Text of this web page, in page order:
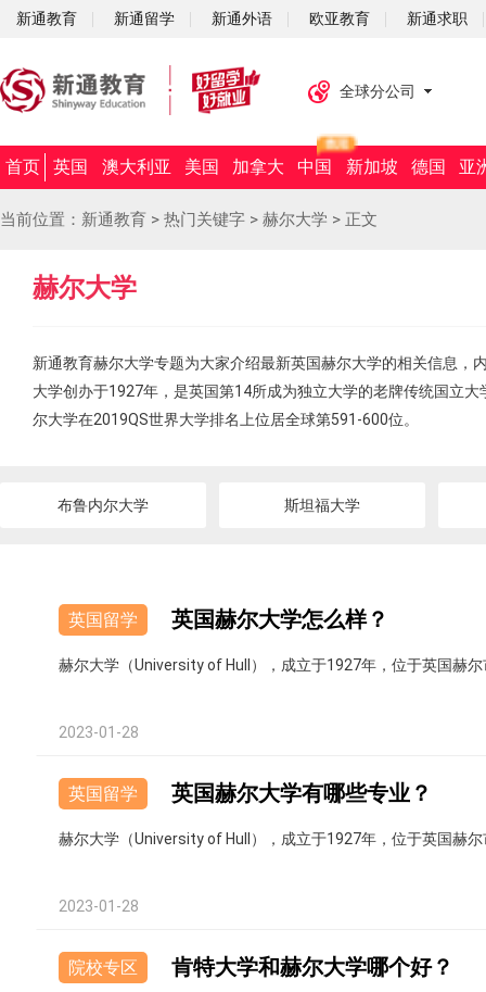
新通教育 新通留学 新通外语 欧亚教育 新通求职
全球分公司
首页 英国 澳大利亚 美国 加拿大 中国 新加坡 德国 亚
当前位置： 新通教育 > 热门关键字 > 赫尔大学 > 正文
赫尔大学
新通教育赫尔大学专题为大家介绍最新英国赫尔大学的相关信息
大学创办于1927年，是英国第14所成为独立大学的老牌传统国立
尔大学在2019QS世界大学排名上位居全球第591-600位。
布鲁内尔大学 斯坦福大学
英国留学 英国赫尔大学怎么样？
赫尔大学（University of Hull），成立于1927年，位于英国赫
2023-01-28
英国留学 英国赫尔大学有哪些专业？
赫尔大学（University of Hull），成立于1927年，位于英国赫
2023-01-28
院校专区 肯特大学和赫尔大学哪个好？